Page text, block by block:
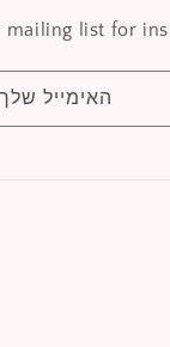
mailing list for
האימייל שלך